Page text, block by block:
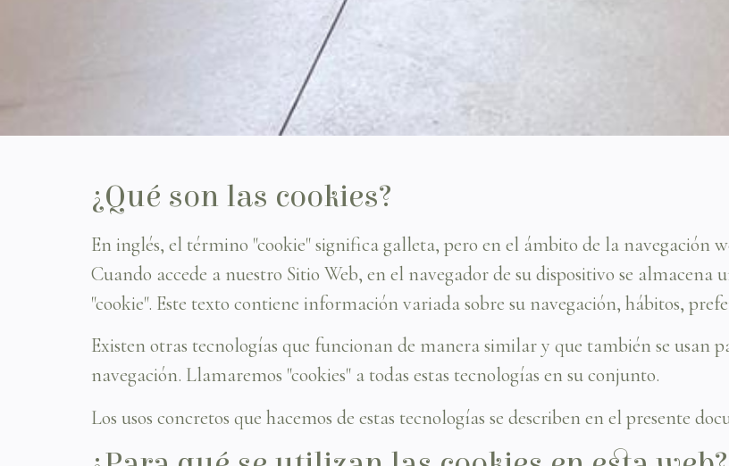
¿Qué son las cookies?
En inglés, el término "cookie" significa galleta, pero en el ámbito de la navegación
Cuando accede a nuestro Sitio Web, en el navegador de su dispositivo se
"cookie". Este texto contiene información variada sobre su navegación, hábitos,
Existen otras tecnologías que funcionan de manera similar y que también se usan
navegación. Llamaremos "cookies" a todas estas tecnologías en su conjunto.
Los usos concretos que hacemos de estas tecnologías se describen en el presente